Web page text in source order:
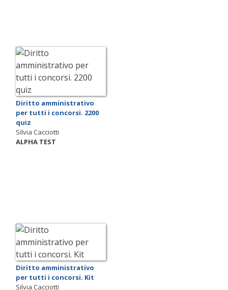
Diritto amministrativo
per tutti i concorsi. 2200
quiz
Silvia Cacciotti
ALPHA TEST
Diritto amministrativo
per tutti i concorsi. Kit
Silvia Cacciotti